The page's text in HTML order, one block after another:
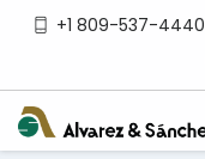
+1 809-537-4440